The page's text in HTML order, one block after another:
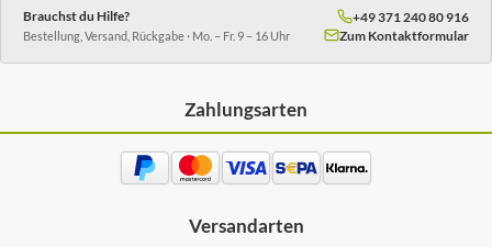
Brauchst du Hilfe?
Bestellung, Versand, Rückgabe · Mo. – Fr. 9 – 16 Uhr
+49 371 240 80 916
Zum Kontaktformular
Zahlungsarten
Versandarten